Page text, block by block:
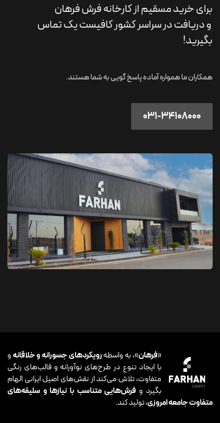
برای خرید مسقیم از کارخانه فرش فرهان
و دریافت در سراسر کشور کافیست یک تماس
بگیرید!
همکاران ما همواره آماده پاسخ گویی به شما هستند.
031-34108​​000
«فرهان»، به واسطهرویکردهای جسورانه و خلاقانهو
با ایجاد تنوع در طرح‌های نوآورانه و قالب‌های رنگی
متفاوت، تلاش می‌کند از نقش‌های اصیل ایرانی الهام
بگیرد و فرش‌هایی متناسب با نیازها و سلیقه‌های
متفاوت جامعه امروزی، تولید کند.